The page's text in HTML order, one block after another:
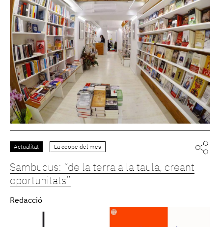
Actualitat La coope del mes
Sambucus: “de la terra a la taula, creant
oportunitats”
Redacció